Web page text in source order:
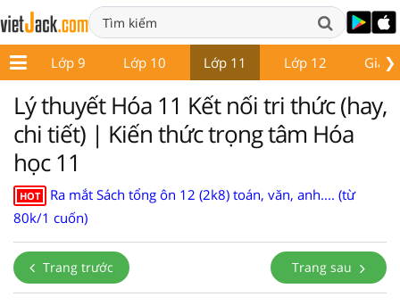
❯
8 Lớp 9 Lớp 10 Lớp 11 Lớp 12 Giáo
Lý thuyết Hóa 11 Kết nối tri thức (hay,
chi tiết) | Kiến thức trọng tâm Hóa
học 11
HOT
Ra mắt Sách tổng ôn 12 (2k8) toán, văn, anh.... (từ
80k/1 cuốn)
Trang trước Trang sau